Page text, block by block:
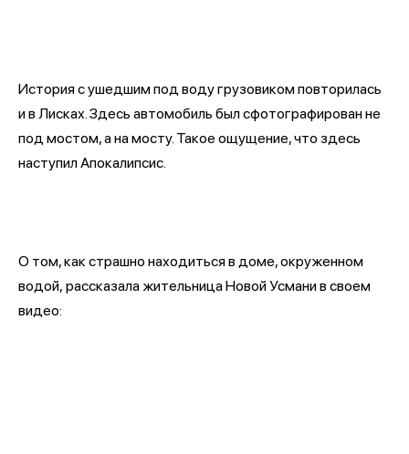
История с ушедшим под воду грузовиком повторилась
и в Лисках. Здесь автомобиль был сфотографирован не
под мостом, а на мосту. Такое ощущение, что здесь
наступил Апокалипсис.
О том, как страшно находиться в доме, окруженном
водой, рассказала жительница Новой Усмани в своем
видео: